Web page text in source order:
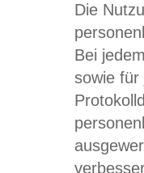
Die
Bei
sowie für